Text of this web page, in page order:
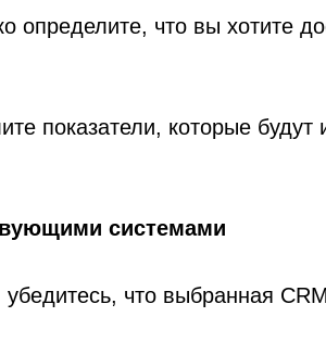
определите, что вы хотите
показатели, которые будут
системами
что выбранная